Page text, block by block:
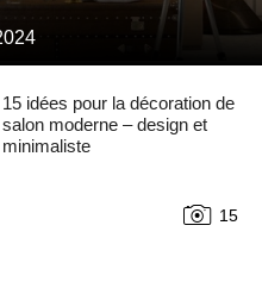
15 idées pour la décoration de
salon moderne – design et
minimaliste
15